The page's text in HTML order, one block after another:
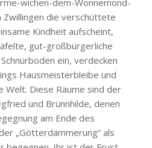
Zwillingen die verschüttete
Kindheit aufscheint,
gut-großbürgerliche
ein, verdecken
Hausmeisterbleibe und
Welt. Diese Räume sind der
und Brünnhilde, denen
am Ende des
„Götterdämmerung“ als